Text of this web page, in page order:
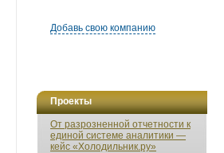
Добавь свою компанию
Проекты
От разрозненной отчетности к
единой системе аналитики —
кейс «Холодильник.ру»